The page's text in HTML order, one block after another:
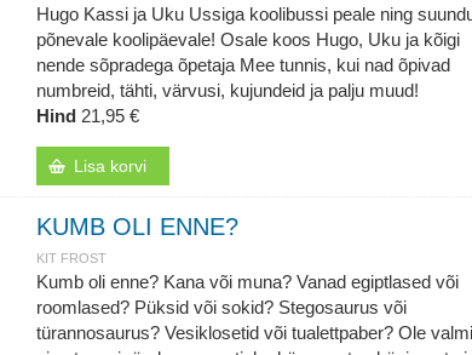
Hugo Kassi ja Uku Ussiga koolibussi peale ning
põnevale koolipäevale! Osale koos Hugo, Uku ja kõigi
nende sõpradega õpetaja Mee tunnis, kui nad õpivad
numbreid, tähti, värvusi, kujundeid ja palju muud!
Hind 21,95 €
Lisa korvi
KUMB OLI ENNE?
KIT FROST
Kumb oli enne? Kana või muna? Vanad egiptlased või
roomlased? Püksid või sokid? Stegosaurus või
türannosaurus? Vesiklosetid või tualettpaber? Ole